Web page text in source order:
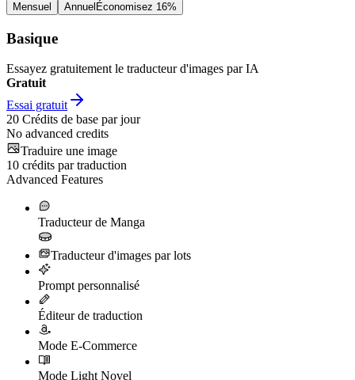
Mensuel Annuel Économisez 16%
Basique
Essayez gratuitement le traducteur d'images par IA
Gratuit
Essai gratuit
20 Crédits de base par jour
No advanced credits
Traduire une image
10 crédits par traduction
Advanced Features
Traducteur de Manga
Traducteur d'images par lots
Prompt personnalisé
Éditeur de traduction
Mode E-Commerce
Mode Light Novel